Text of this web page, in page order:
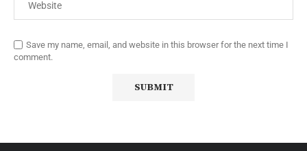
Save my name, email, and website in this browser for the next time I
comment.